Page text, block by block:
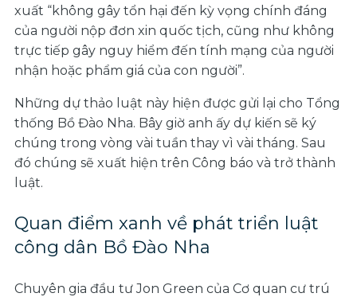
xuất “không gây tổn hại đến kỳ vọng chính đáng
của người nộp đơn xin quốc tịch, cũng như không
trực tiếp gây nguy hiểm đến tính mạng của người
nhận hoặc phẩm giá của con người”.
Những dự thảo luật này hiện được gửi lại cho Tổng
thống Bồ Đào Nha. Bây giờ anh ấy dự kiến ​​​​sẽ ký
chúng trong vòng vài tuần thay vì vài tháng. Sau
đó chúng sẽ xuất hiện trên Công báo và trở thành
luật.
Quan điểm xanh về phát triển luật
công dân Bồ Đào Nha
Chuyên gia đầu tư Jon Green của Cơ quan cư trú